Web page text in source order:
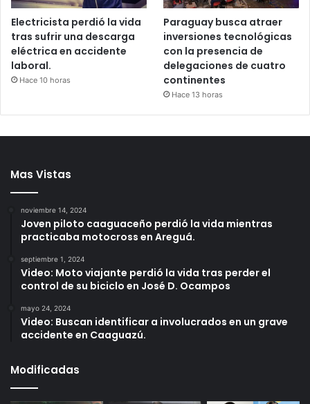
Electricista perdió la vida
tras sufrir una descarga
eléctrica en accidente
laboral.
Hace 10 horas
Paraguay busca atraer
inversiones tecnológicas
con la presencia de
delegaciones de cuatro
continentes
Hace 13 horas
Mas Vistas
noviembre 14, 2024
Joven piloto caaguaceño perdió la vida mientras
practicaba motocross en Areguá.
septiembre 1, 2024
Video: Moto viajante perdió la vida tras perder el
control de su biciclo en José D. Ocampos
mayo 24, 2024
Video: Buscan identificar a involucrados en un grave
accidente en Caaguazú.
Modificadas